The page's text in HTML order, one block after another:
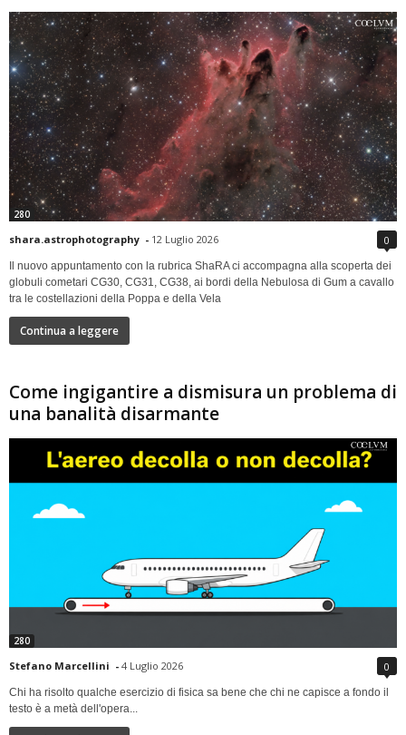
280
shara.astrophotography - 12 Luglio 2026 0
Il nuovo appuntamento con la rubrica ShaRA ci accompagna alla scoperta dei
globuli cometari CG30, CG31, CG38, ai bordi della Nebulosa di Gum a cavallo
tra le costellazioni della Poppa e della Vela
Continua a leggere
Come ingigantire a dismisura un problema di
una banalità disarmante
280
Stefano Marcellini - 4 Luglio 2026 0
Chi ha risolto qualche esercizio di fisica sa bene che chi ne capisce a fondo il
testo è a metà dell'opera...